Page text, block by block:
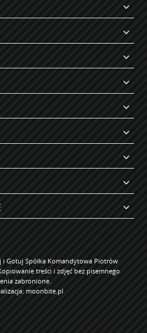
Gotuj Spółka Komandytowa Piotrów
treści i zdjęć bez pisemnego
zabronione.
moonbite.pl